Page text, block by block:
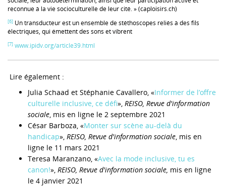
reconnue à la vie socioculturelle de leur cité. » (caploisirs.ch)
[6] Un transducteur est un ensemble de stéthoscopes reliés à des fils
électriques, qui émettent des sons et vibrent
[7] www.ipidv.org/article39.html
Lire également :
Julia Schaad et Stéphanie Cavallero, «Informer de l’offre
culturelle inclusive, ce défi», REISO, Revue d'information
sociale, mis en ligne le 2 septembre 2021
César Barboza, «Monter sur scène au-delà du
handicap», REISO, Revue d'information sociale, mis en
ligne le 11 mars 2021
Teresa Maranzano, «Avec la mode inclusive, tu es
canon!», REISO, Revue d'information sociale, mis en ligne
le 4 janvier 2021